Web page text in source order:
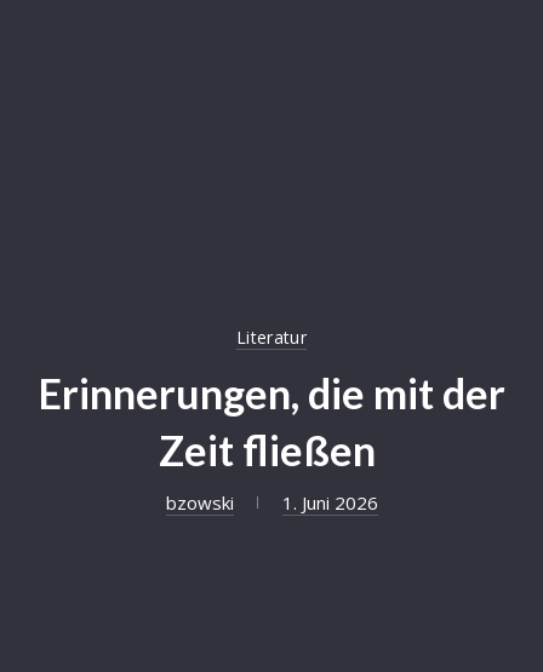
Literatur
Erinnerungen, die mit der
Zeit fließen
bzowski 1. Juni 2026